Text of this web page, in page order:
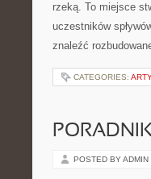
rzeką. To miejsce
uczestników
znaleźć
CATEGORIES:
POSTED BY ADMIN